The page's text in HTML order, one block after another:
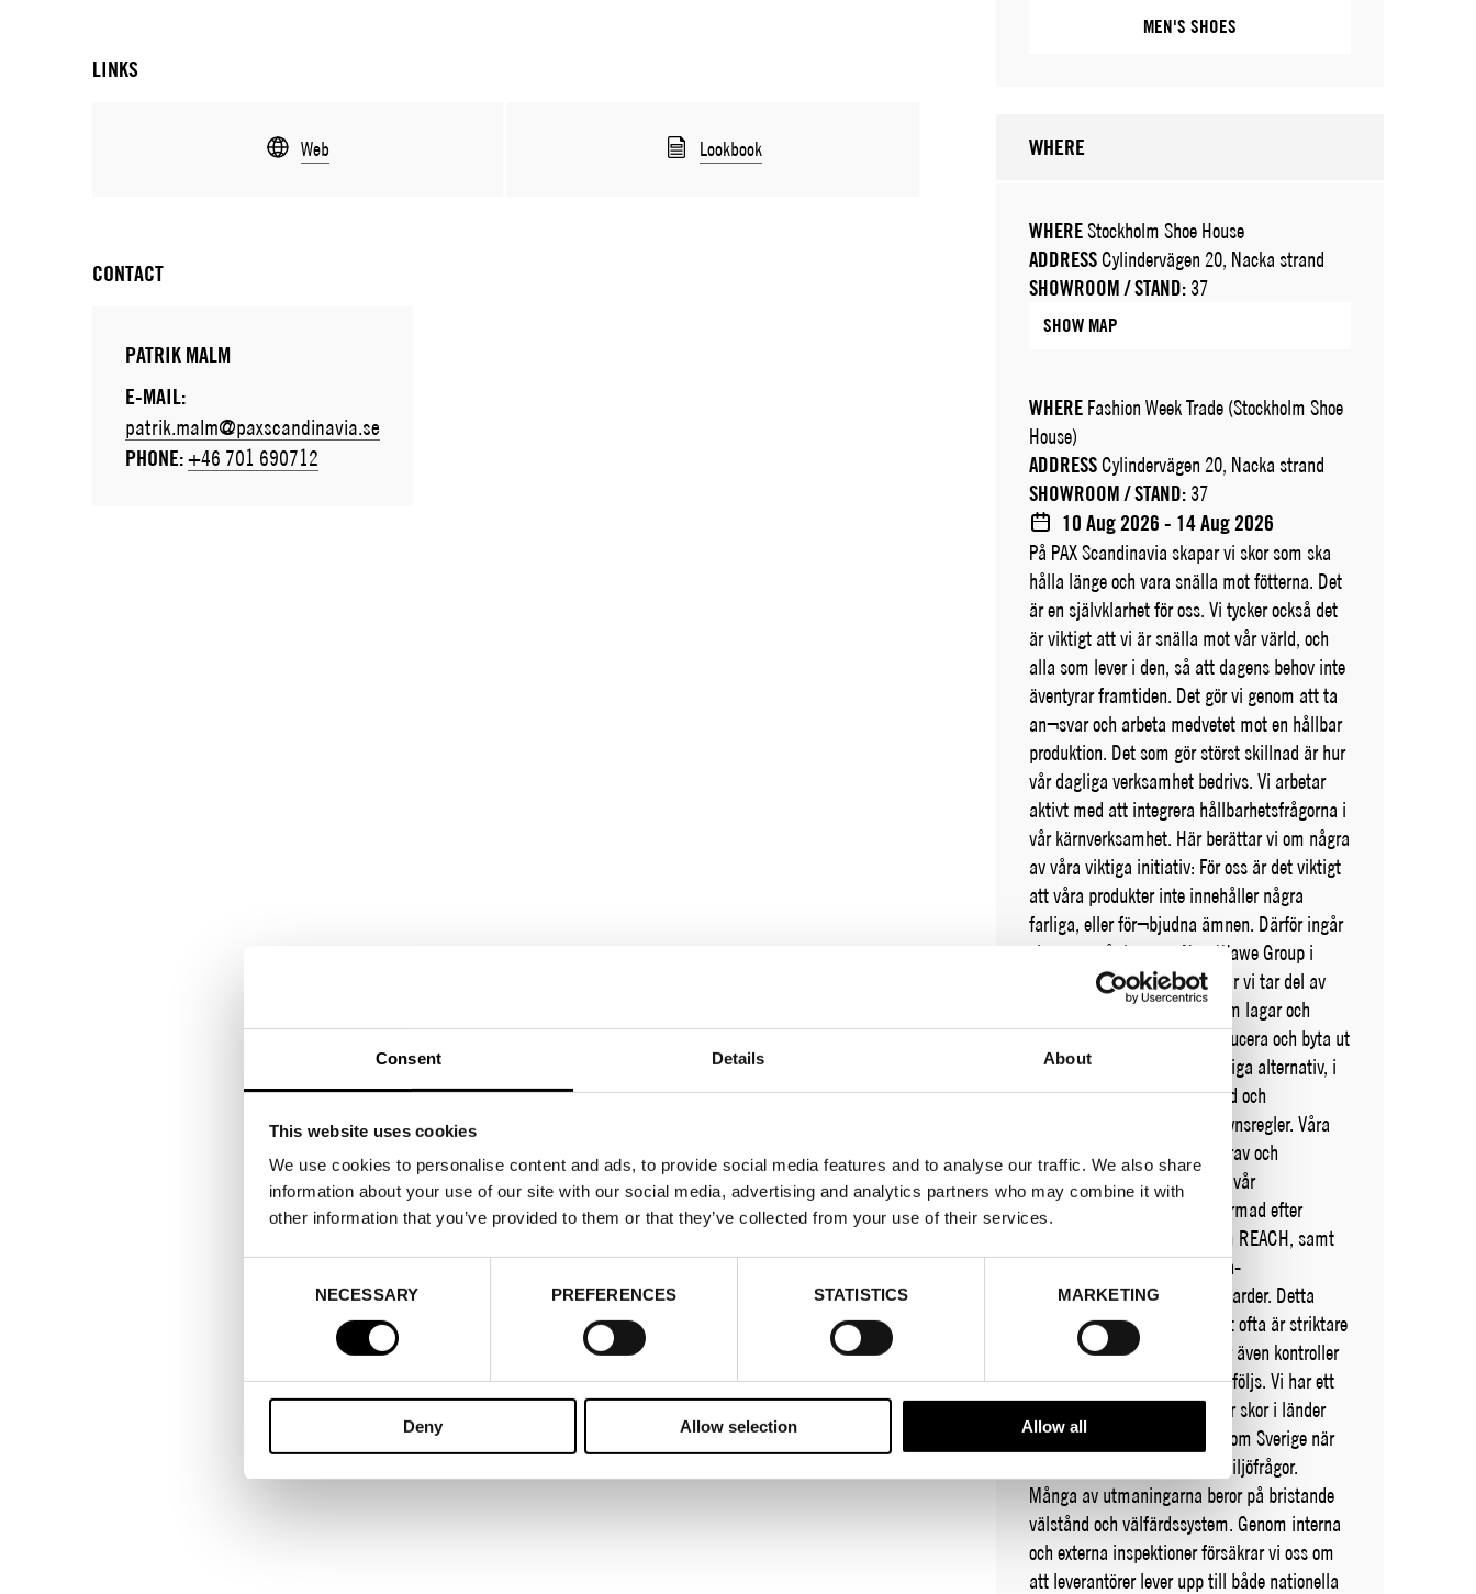
Consent Details About
This website uses cookies
We use cookies to personalise content and ads, to provide social media features and to analyse our traffic. We also share
information about your use of our site with our social media, advertising and analytics partners who may combine it with
other information that you’ve provided to them or that they’ve collected from your use of their services.
NECESSARY PREFERENCES STATISTICS MARKETING
Deny Allow selection Allow all
LINKS
Web Lookbook
CONTACT
PATRIK MALM
E-MAIL:
patrik.malm@paxscandinavia.se
PHONE:+46 701 690712
MEN'S SHOES
WHERE
WHEREStockholm Shoe House
ADDRESSCylindervägen 20, Nacka strand
SHOWROOM / STAND: 37
SHOW MAP
WHERE Fashion Week Trade (Stockholm Shoe
House)
ADDRESSCylindervägen 20, Nacka strand
SHOWROOM / STAND: 37
10 Aug 2026 - 14 Aug 2026
På PAX Scandinavia skapar vi skor som ska
hålla länge och vara snälla mot fötterna. Det
är en självklarhet för oss. Vi tycker också det
är viktigt att vi är snälla mot vår värld, och
alla som lever i den, så att dagens behov inte
äventyrar framtiden. Det gör vi genom att ta
an¬svar och arbeta medvetet mot en hållbar
produktion. Det som gör störst skillnad är hur
vår dagliga verksamhet bedrivs. Vi arbetar
aktivt med att integrera hållbarhetsfrågorna i
vår kärnverksamhet. Här berättar vi om några
av våra viktiga initiativ: För oss är det viktigt
att våra produkter inte innehåller några
farliga, eller för¬bjudna ämnen. Därför ingår
vi genom vår koncern New Wawe Group i
Swereas Kemikalie-grupp, där vi tar del av
den senaste informationen om lagar och
regler. Vi arbetar med att reducera och byta ut
kemikalier till bästa tillgängliga alternativ, i
linje med god tillverkningssed och
miljöbalkens allmänna hänsynsregler. Våra
leverantörer måste följa de krav och
restriktioner som framgår av vår
kemikalielista. Listan är utformad efter
gällande lagstiftning, så som REACH, samt
med hänsyn till olika bransch-
rekommendationer och standarder. Detta
medför att kraven som helhet ofta är striktare
än aktuell lagstiftning. Vi gör även kontroller
för att säkerställa att kraven följs. Vi har ett
stort ansvar när vi producerar skor i länder
som inte kommit lika långt som Sverige när
det gäller arbetsvillkor och miljöfrågor.
Många av utmaningarna beror på bristande
välstånd och välfärdssystem. Genom interna
och externa inspektioner försäkrar vi oss om
att leverantörer lever upp till både nationella